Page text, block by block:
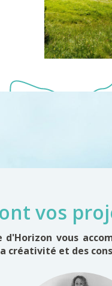
vos
d'Horizon vous
créativité et des